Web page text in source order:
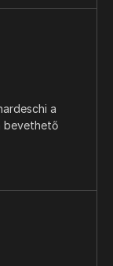
a
bevethető